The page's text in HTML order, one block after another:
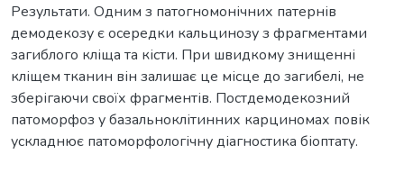
Результати. Одним з патогномонічних патернів
демодекозу є осередки кальцинозу з фрагментами
загиблого кліща та кісти. При швидкому знищенні
кліщем тканин він залишає це місце до загибелі, не
зберігаючи своїх фрагментів. Постдемодекозний
патоморфоз у базальноклітинних карциномах повік
ускладнює патоморфологічну діагностика біоптату.